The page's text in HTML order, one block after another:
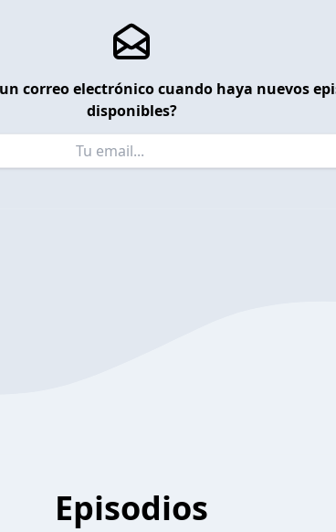
correo electrónico cuando haya nuevos
disponibles?
Episodios